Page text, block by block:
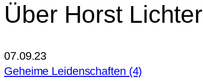
Über Horst Lichter
07.09.23
Geheime Leidenschaften (4)